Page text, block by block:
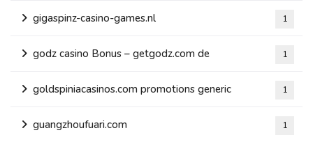
gigaspinz-casino-games.nl 1
godz casino Bonus – getgodz.com de 1
goldspiniacasinos.com promotions generic 1
guangzhoufuari.com 1